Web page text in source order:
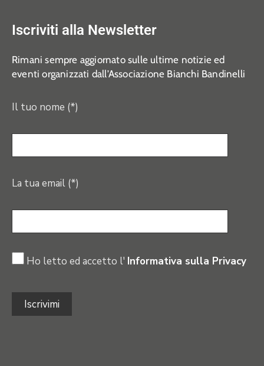
Iscriviti alla Newsletter
Rimani sempre aggiornato sulle ultime notizie ed
eventi organizzati dall’Associazione Bianchi Bandinelli
Il tuo nome (*)
La tua email (*)
Ho letto ed accetto l' Informativa sulla Privacy